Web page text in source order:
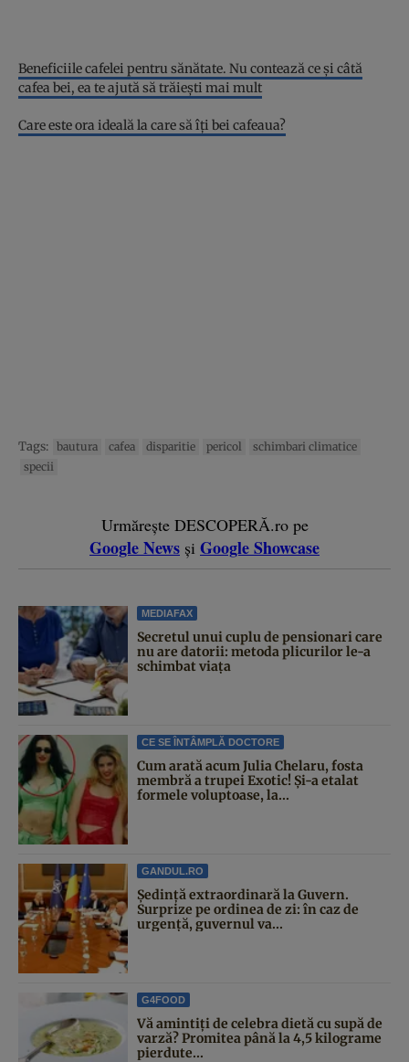
Beneficiile cafelei pentru sănătate. Nu contează ce şi câtă
cafea bei, ea te ajută să trăieşti mai mult
Care este ora ideală la care să îţi bei cafeaua?
Tags: bautura cafea disparitie pericol
schimbari climatice
specii
Urmărește DESCOPERĂ.ro pe
Google News și Google Showcase
MEDIAFAX
Secretul unui cuplu de pensionari care
nu are datorii: metoda plicurilor le-a
schimbat viața
CE SE ÎNTÂMPLĂ DOCTORE
Cum arată acum Julia Chelaru, fosta
membră a trupei Exotic! Și-a etalat
formele voluptoase, la...
GANDUL.RO
Şedinţă extraordinară la Guvern.
Surprize pe ordinea de zi: în caz de
urgență, guvernul va...
G4FOOD
Vă amintiți de celebra dietă cu supă de
varză? Promitea până la 4,5 kilograme
pierdute...